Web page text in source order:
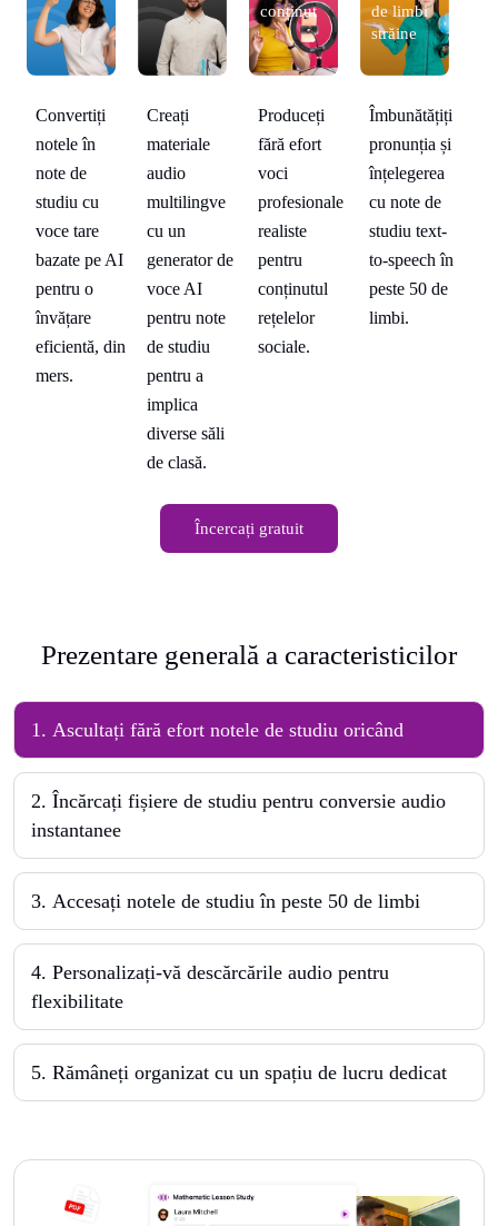
Convertiți
notele în
note de
studiu cu
voce tare
bazate pe AI
pentru o
învățare
eficientă, din
mers.
Creați
materiale
audio
multilingve
cu un
generator de
voce AI
pentru note
de studiu
pentru a
implica
diverse săli
de clasă.
conținut
Produceți
fără efort
voci
profesionale
realiste
pentru
conținutul
rețelelor
sociale.
de limbi
străine
Îmbunătățiți
pronunția și
înțelegerea
cu note de
studiu text-
to-speech în
peste 50 de
limbi.
Încercați gratuit
Prezentare generală a caracteristicilor
1. Ascultați fără efort notele de studiu oricând
2. Încărcați fișiere de studiu pentru conversie audio
instantanee
3. Accesați notele de studiu în peste 50 de limbi
4. Personalizați-vă descărcările audio pentru
flexibilitate
5. Rămâneți organizat cu un spațiu de lucru dedicat